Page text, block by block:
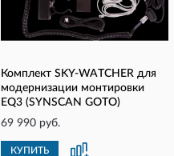
Комплект SKY-WATCHER для
модернизации монтировки
EQ3 (SYNSCAN GOTO)
69 990 руб.
КУПИТЬ